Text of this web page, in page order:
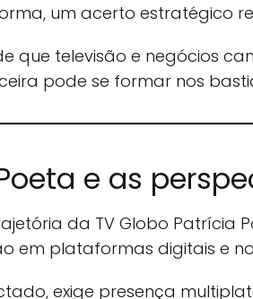
um acerto estratégico
que televisão e negócios
pode se formar nos
e as
da TV Globo Patrícia
em plataformas digitais e
exige presença